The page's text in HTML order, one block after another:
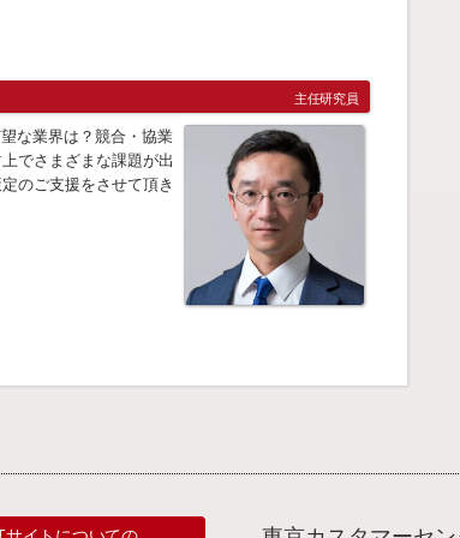
主任研究員
な業界は？競合・協業
でさまざまな課題が出
のご支援をさせて頂き